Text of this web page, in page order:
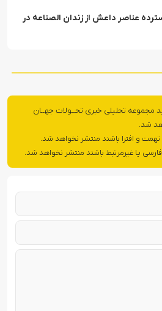
عناصر داعش از زندان الصناعه در
مجموعه تحلیلی خبری تحــولات جهــان
شد.
و افترا باشند منتشر نخواهد شد.
یا غیرمرتبط باشند منتشر نخواهد شد.